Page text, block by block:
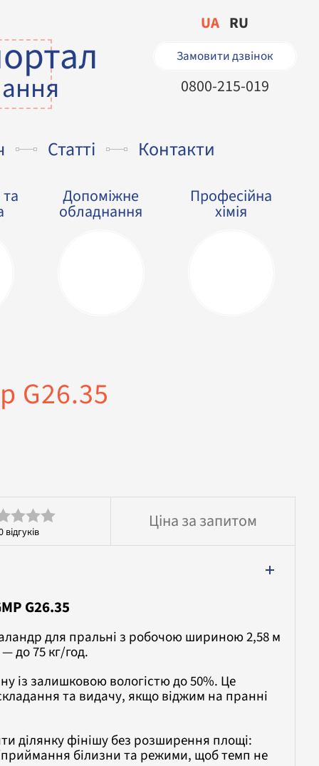
UA RU
Замовити дзвінок
0800-215-019
Статті Контакти
Допоміжне
обладнання
Професійна
хімія
G26.35
відгуків
Ціна за запитом
G26.35
для пральні з робочою шириною 2,58 м
до 75 кг/год.
із залишковою вологістю до 50%. Це
та видачу, якщо віджим на пранні
ділянку фінішу без розширення площі:
білизни та режими, щоб темп не